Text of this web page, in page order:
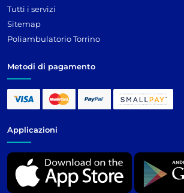
Tutti i servizi
Sitemap
Poliambulatorio Torrino
Metodi di pagamento
Applicazioni